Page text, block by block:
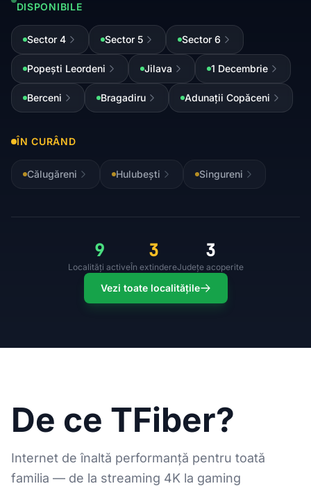
DISPONIBILE
Sector 4 Sector 5 Sector 6
Popești Leordeni Jilava 1 Decembrie
Berceni Bragadiru Adunații Copăceni
ÎN CURÂND
Călugăreni Hulubești Singureni
9
Localități active
3
În extindere
3
Județe acoperite
Vezi toate localitățile
De ce TFiber?
Internet de înaltă performanță pentru toată
familia — de la streaming 4K la gaming